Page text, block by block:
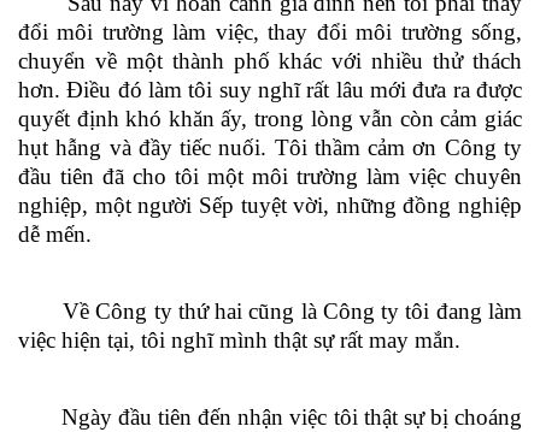
đổi môi trường làm việc, thay đổi môi trường sống,
chuyển về một thành phố khác với nhiều thử thách
hơn. Điều đó làm tôi suy nghĩ rất lâu mới đưa ra được
quyết định khó khăn ấy, trong lòng vẫn còn cảm giác
hụt hẫng và đầy tiếc nuối. Tôi thầm cảm ơn Công ty
đầu tiên đã cho tôi một môi trường làm việc chuyên
nghiệp, một người Sếp tuyệt vời, những đồng nghiệp
dễ mến.
Về Công ty thứ hai cũng là Công ty tôi đang làm
việc hiện tại, tôi nghĩ mình thật sự rất may mắn.
Ngày đầu tiên đến nhận việc tôi thật sự bị choáng